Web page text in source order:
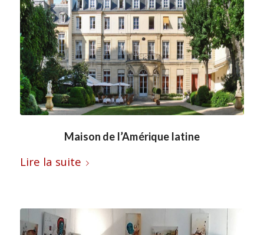
Maison de l’Amérique latine
Lire la suite